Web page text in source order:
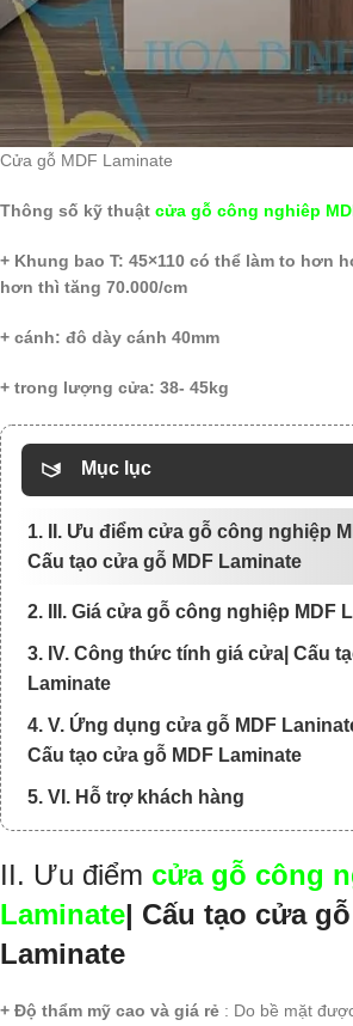
Cửa gỗ MDF Laminate
Thông số kỹ thuật cửa gỗ công nghiêp
+ Khung bao T: 45×110 có thể làm to hơn
hơn thì tăng 70.000/cm
+ cánh: đô dày cánh 40mm
+ trong lượng cửa: 38- 45kg
Mục lục
1. II. Ưu điểm cửa gỗ công nghiệp
Cấu tạo cửa gỗ MDF Laminate
2. III. Giá cửa gỗ công nghiệp MDF
3. IV. Công thức tính giá cửa| Cấu
Laminate
4. V. Ứng dụng cửa gỗ MDF
Cấu tạo cửa gỗ MDF Laminate
5. VI. Hỗ trợ khách hàng
II. Ưu điểm cửa gỗ công
Laminate| Cấu tạo cửa
Laminate
+ Độ thẩm mỹ cao và giá rẻ : Do bề mặt